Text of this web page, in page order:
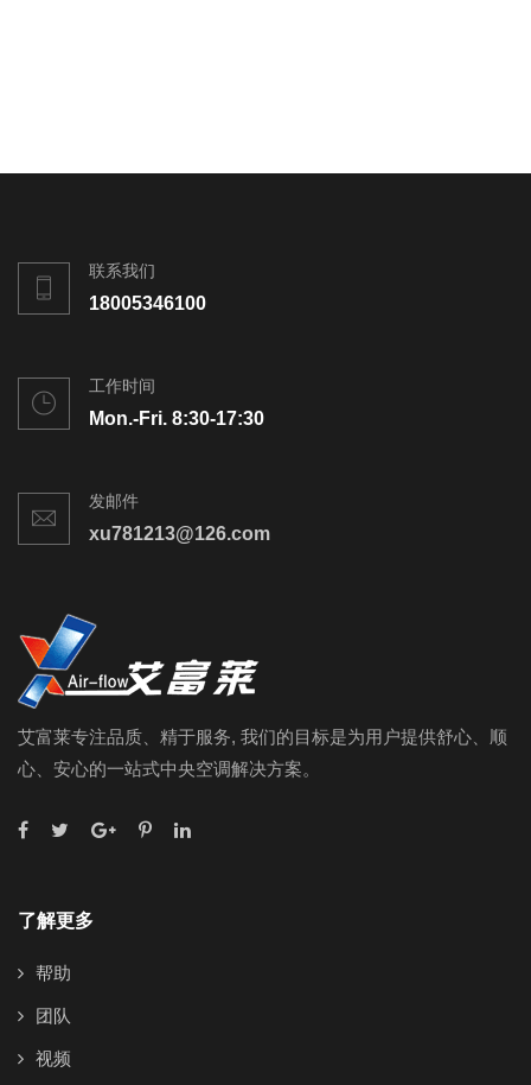
联系我们
18005346100
工作时间
Mon.-Fri. 8:30-17:30
发邮件
xu781213@126.com
艾富莱专注品质、精于服务, 我们的目标是为用户提供舒心、顺
心、安心的一站式中央空调解决方案。
了解更多
帮助
团队
视频